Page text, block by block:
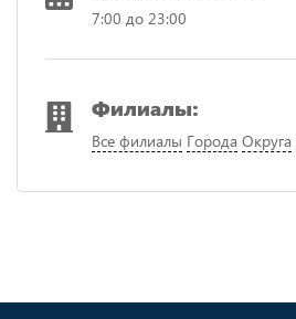
7:00 до 23:00
Филиалы:
Все филиалы Города Округа